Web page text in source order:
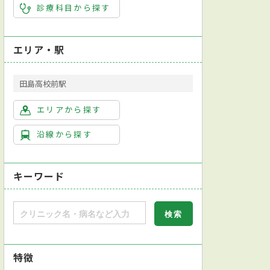
診療科目から探す
エリア・駅
田島高校前駅
エリアから探す
沿線から探す
キーワード
特徴